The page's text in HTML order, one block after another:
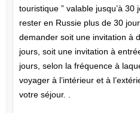
touristique ” valable jusqu’à
rester en Russie plus de 30
demander soit une invitation à
jours, soit une invitation à
jours, selon la fréquence à
voyager à l’intérieur et à
votre séjour. .